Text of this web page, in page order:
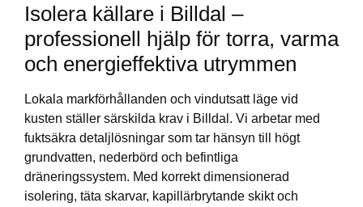
Isolera källare i Billdal –
professionell hjälp för torra, varma
och energieffektiva utrymmen
Lokala markförhållanden och vindutsatt läge vid
kusten ställer särskilda krav i Billdal. Vi arbetar med
fuktsäkra detaljlösningar som tar hänsyn till högt
grundvatten, nederbörd och befintliga
dräneringssystem. Med korrekt dimensionerad
isolering, täta skarvar, kapillärbrytande skikt och